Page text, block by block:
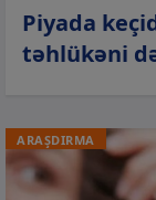
Piyada
təhlükəni
ARAŞDIRMA